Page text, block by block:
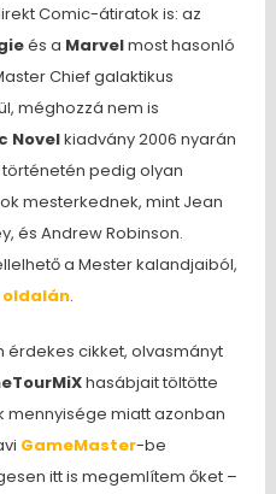
Comic-átiratok is: az
és a Marvelmost hasonló
Chief galaktikus
méghozzá nem is
Novelkiadvány 2006 nyarán
pedig olyan
mesterkednek, mint Jean
és Andrew Robinson.
a Mester kalandjaiból,
oldalán.
érdekes cikket, olvasmányt
hasábjait töltötte
mennyisége miatt azonban
GameMaster-be
itt is megemlítem őket –